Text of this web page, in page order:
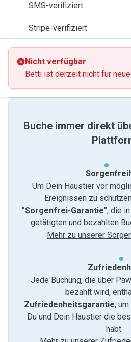
SMS-verifiziert
Stripe-verifiziert
Nicht verfügbar
Betti ist derzeit nicht für
Buche immer direkt
Um Dein Haustier vor
Ereignissen zu
"Sorgenfrei-Garantie", die
getätigten und bezahlten
Mehr zu unserer
Jede Buchung, die über
bezahlt wird,
Zufriedenheitsgarantie,
Du und Dein Haustier die
habt.